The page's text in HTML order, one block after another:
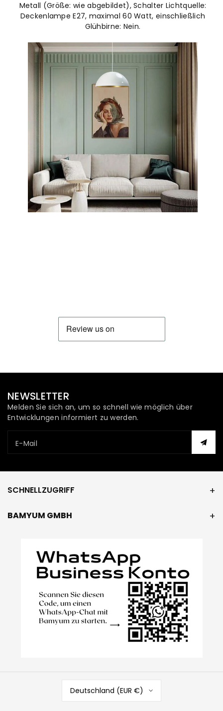
Metall (Größe: wie abgebildet), Schalter Lichtquelle:
Deckenlampe E27, maximal 60 Watt, einschließlich
Glühbirne: Nein.
NEWSLETTER
Melden Sie sich an, um so schnell wie möglich über
Entwicklungen informiert zu werden.
E-Mail
SCHNELLZUGRIFF
BAMYUM GMBH
Deutschland (EUR €)